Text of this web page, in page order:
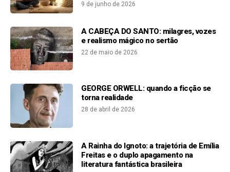
9 de junho de 2026
A CABEÇA DO SANTO: milagres, vozes
e realismo mágico no sertão
22 de maio de 2026
GEORGE ORWELL: quando a ficção se
torna realidade
28 de abril de 2026
A Rainha do Ignoto: a trajetória de Emília
Freitas e o duplo apagamento na
literatura fantástica brasileira